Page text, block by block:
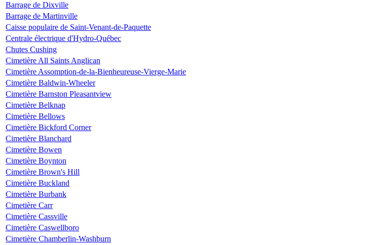
Barrage de Dixville
Barrage de Martinville
Caisse populaire de Saint-Venant-de-Paquette
Centrale électrique d'Hydro-Québec
Chutes Cushing
Cimetière All Saints Anglican
Cimetière Assomption-de-la-Bienheureuse-Vierge-Marie
Cimetière Baldwin-Wheeler
Cimetière Barnston Pleasantview
Cimetière Belknap
Cimetière Bellows
Cimetière Bickford Corner
Cimetière Blanchard
Cimetière Bowen
Cimetière Boynton
Cimetière Brown's Hill
Cimetière Buckland
Cimetière Burbank
Cimetière Carr
Cimetière Cassville
Cimetière Caswellboro
Cimetière Chamberlin-Washburn